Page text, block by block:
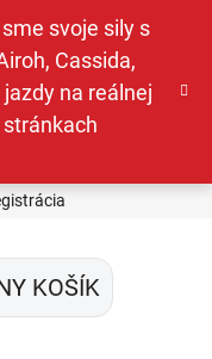
svoje sily s
Cassida,
na reálnej
KOŠÍK